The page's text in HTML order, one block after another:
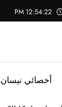
12:54:23 PM
أخصائي نيسان 99527787 خدمة تصليح سيارات